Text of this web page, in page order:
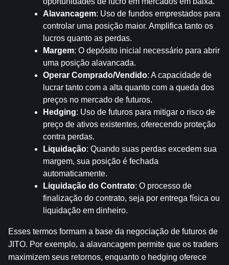
Alavancagem: Uso de fundos emprestados para
controlar uma posição maior. Amplifica tanto os
lucros quanto as perdas.
Margem: O depósito inicial necessário para abrir
uma posição alavancada.
Operar Comprado/Vendido: A capacidade de
lucrar tanto com a alta quanto com a queda dos
preços no mercado de futuros.
Hedging: Uso de futuros para mitigar o risco de
preço de ativos existentes, oferecendo proteção
contra perdas.
Liquidação: Quando suas perdas excedem sua
margem, sua posição é fechada
automaticamente.
Liquidação do Contrato: O processo de
finalização do contrato, seja por entrega física ou
liquidação em dinheiro.
Esses termos formam a base da negociação de futuros de
JITO. Por exemplo, a alavancagem permite que os traders
maximizem seus retornos, enquanto o hedging oferece